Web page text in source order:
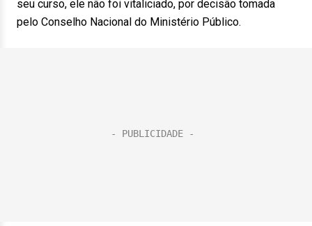
seu curso, ele não foi vitaliciado, por decisão tomada
pelo Conselho Nacional do Ministério Público.